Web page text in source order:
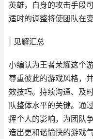
英雄，自身的攻击手段
适时的调整将使团队在
| 见解汇总
小编认为王者荣耀这个
尊重彼此的游戏风格，
效技巧。持续沟通、及
队整体水平的关键。通
挥个人的影响，为团队
造出更和谐愉快的游戏气